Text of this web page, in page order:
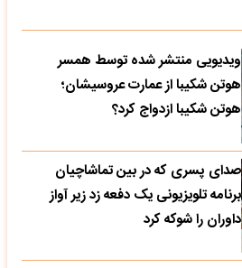
ویدیویی منتشر شده توسط همسر
هوتن شکیبا از عمارت عروسیشان؛
هوتن شکیبا ازدواج کرد؟
صدای پسری که در بین تماشاچیان
برنامه تلویزیونی یک دفعه زد زیر آواز
داوران را شوکه کرد